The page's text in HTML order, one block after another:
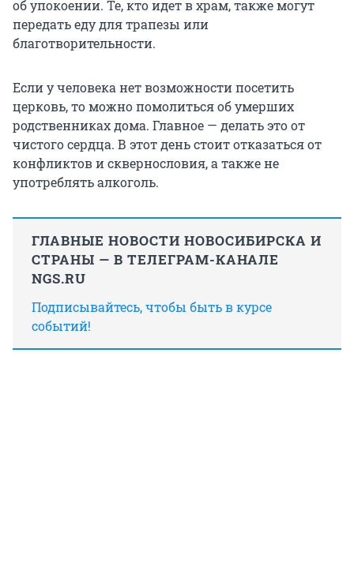
об упокоении. Те, кто идет в храм, также могут
передать еду для трапезы или
благотворительности.
Если у человека нет возможности посетить
церковь, то можно помолиться об умерших
родственниках дома. Главное — делать это от
чистого сердца. В этот день стоит отказаться от
конфликтов и сквернословия, а также не
употреблять алкоголь.
ГЛАВНЫЕ НОВОСТИ НОВОСИБИРСКА И
СТРАНЫ — В ТЕЛЕГРАМ-КАНАЛЕ
NGS.RU
Подписывайтесь, чтобы быть в курсе
событий!